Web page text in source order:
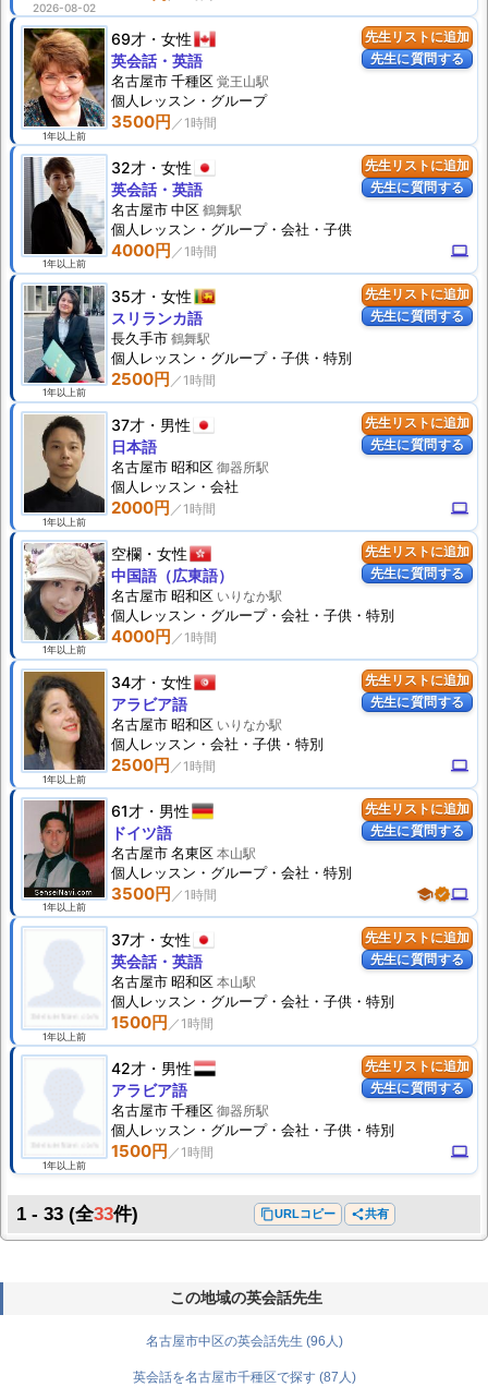
2026-08-02
先生リストに追加
先生に質問する
1年以上前
69才 女性
3500円
英会話・英語
名古屋市 千種区 覚王山駅
個人 レッスン ・グループ
先生リストに追加
先生に質問する
1年以上前
32才 女性
4000円 computer
英会話・英語
名古屋市 中区 鶴舞駅
個人 レッスン ・グループ・会社・子供
先生リストに追加
先生に質問する
1年以上前
35才 女性
2500円
スリランカ語
長久手市 鶴舞駅
個人 レッスン ・グループ・子供・特別
先生リストに追加
先生に質問する
1年以上前
37才 男性
2000円 computer
日本語
名古屋市 昭和区 御器所駅
個人 レッスン ・会社
先生リストに追加
先生に質問する
1年以上前
空欄 女性
4000円
中国語（広東語）
名古屋市 昭和区 いりなか駅
個人 レッスン ・グループ・会社・子供・特別
先生リストに追加
先生に質問する
1年以上前
34才 女性
2500円 computer
アラビア語
名古屋市 昭和区 いりなか駅
個人 レッスン ・会社・子供・特別
先生リストに追加
先生に質問する
1年以上前
61才 男性
3500円 schoolverifiedcomputer
ドイツ語
名古屋市 名東区 本山駅
個人 レッスン ・グループ・会社・特別
先生リストに追加
先生に質問する
1年以上前
37才 女性
1500円
英会話・英語
名古屋市 昭和区 本山駅
個人 レッスン ・グループ・会社・子供・特別
先生リストに追加
先生に質問する
1年以上前
42才 男性
1500円 computer
アラビア語
名古屋市 千種区 御器所駅
個人 レッスン ・グループ・会社・子供・特別
1 - 33 (全33件) content_copyURLコピー share共有
この地域の英会話先生
名古屋市中区の英会話先生 (96人)
英会話を名古屋市千種区で探す (87人)